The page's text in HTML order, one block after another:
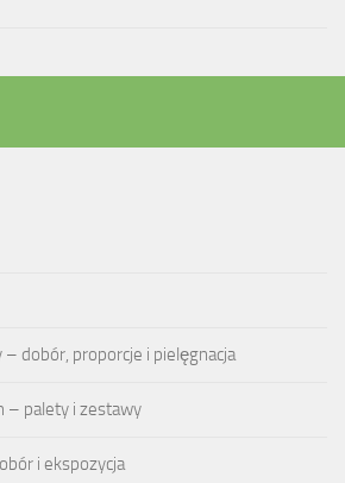
– dobór, proporcje i pielęgnacja
– palety i zestawy
i ekspozycja